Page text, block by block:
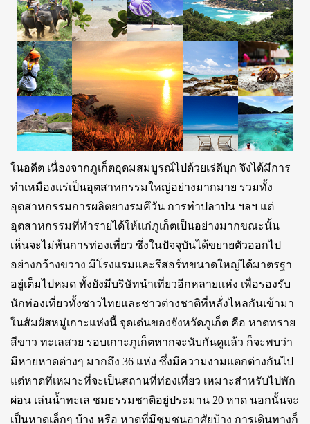
ในอดีต เนื่องจากภูเก็ตอุดมสมบูรณ์ไปด้วยเร่ดีบุก จึงได้มีการ
ทำเหมืองแร่เป็นอุตสาหกรรมใหญ่อย่างมากมาย รวมทั้ง
อุตสาหกรรมการผลิตยางรมคึวัน การทำปลาป่น ฯลฯ แต่
อุตสาหกรรมที่ทำรายได้ให้แก่ภูเก็ตเป็นอย่างมากขณะนั้น
เห็นจะไม่พ้นการท่องเที่ยว ซึ่งในปัจจุบันได้ขยายตัวออกไป
อย่างกว้างขวาง มีโรงแรมและรีสอร์ทขนาดใหญ่ได้มาตรฐา
อยู่เต็มไปหมด ทั้งยังมีบริษัทนำเที่ยวอีกหลายแห่ง เพื่อรองรับ
นักท่องเที่ยวทั้งชาวไทยและชาวต่างชาติที่หลั่งไหลกันเข้ามา
ในสัมผัสหมู่เกาะแห่งนี้ จุดเด่นของจังหวัดภูเก็ต คือ หาดทราย
สีขาว ทะเลสวย รอบเกาะภูเก็ตหากจะนับกันดูแล้ว ก็จะพบว่า
มีหายหาดต่างๆ มากถึง 36 แห่ง ซึ่งมีความงามแตกต่างกันไป
แต่หาดที่เหมาะที่จะเป็นสถานที่ท่องเที่ยว เหมาะสำหรับไปพัก
ผ่อน เล่นน้ำทะเล ชมธรรมชาติอยู่ประมาน 20 หาด นอกนั้นจะ
เป็นหาดเล็กๆ บ้าง หรือ หาดที่มีชุมชนอาศัยบ้าง การเดินทางก็